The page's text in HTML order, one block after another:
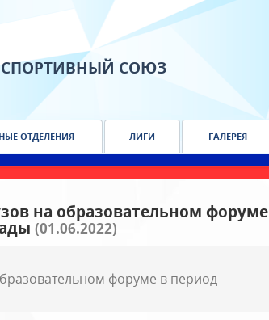
СОЮЗ
ОТДЕЛЕНИЯ ЛИГИ ГАЛЕРЕЯ
на образовательном форуме
(01.06.2022)
форуме в период